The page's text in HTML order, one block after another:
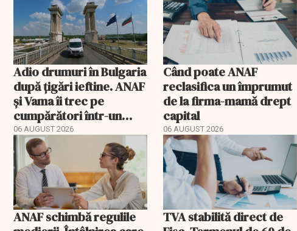
Adio drumuri în Bulgaria
după țigări ieftine. ANAF
și Vama îi trec pe
cumpărători într-un
registru electronic
06 AUGUST 2026
Când poate ANAF
reclasifica un împrumut
de la firma-mamă drept
capital
06 AUGUST 2026
ANAF schimbă regulile
TVA stabilită direct de